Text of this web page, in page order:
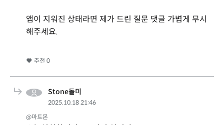
앱이 지워진 상태라면 제가 드린 질문 댓글 가볍게 무시
해주세요.
추천 0
Stone돌미
2025.10.18 21:46
@마트몬